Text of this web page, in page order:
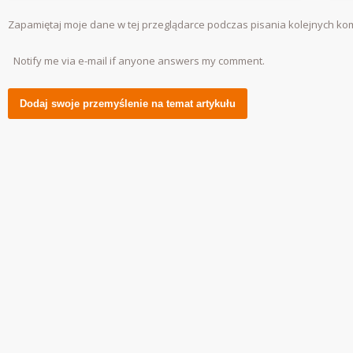
Zapamiętaj moje dane w tej przeglądarce podczas pisania kolejnych
Notify me via e-mail if anyone answers my comment.